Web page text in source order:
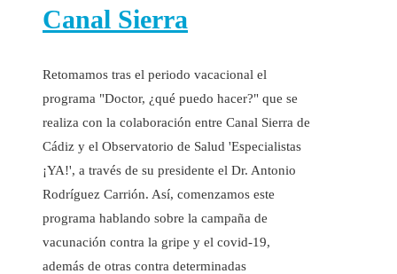
Canal Sierra
Retomamos tras el periodo vacacional el
programa "Doctor, ¿qué puedo hacer?" que se
realiza con la colaboración entre Canal Sierra de
Cádiz y el Observatorio de Salud 'Especialistas
¡YA!', a través de su presidente el Dr. Antonio
Rodríguez Carrión. Así, comenzamos este
programa hablando sobre la campaña de
vacunación contra la gripe y el covid-19,
además de otras contra determinadas